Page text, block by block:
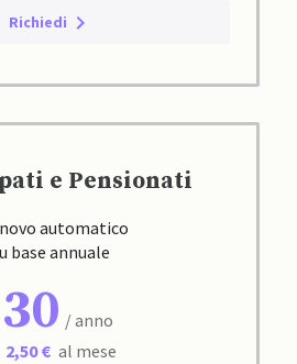
Richiedi
e Pensionati
automatico
base annuale
30 / anno
2,50 € al mese